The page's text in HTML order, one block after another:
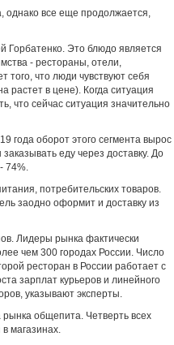
однако все еще продолжается,
Горбатенко. Это блюдо является
- рестораны, отели,
того, что люди чувствуют себя
растет в цене). Когда ситуация
что сейчас ситуация значительно
года оборот этого сегмента вырос
еду через доставку. До
74%.
потребительских товаров.
заодно оформит и доставку из
Лидеры рынка фактически
чем 300 городах России. Число
ресторан в России работает с
зарплат курьеров и линейного
указывают эксперты.
рынка общепита. Четверть всех
магазинах.